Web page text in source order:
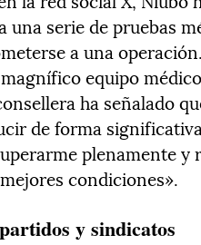
una serie de pruebas
a una
equipo
ha señalado
de forma
plenamente
condiciones».
y sindicatos